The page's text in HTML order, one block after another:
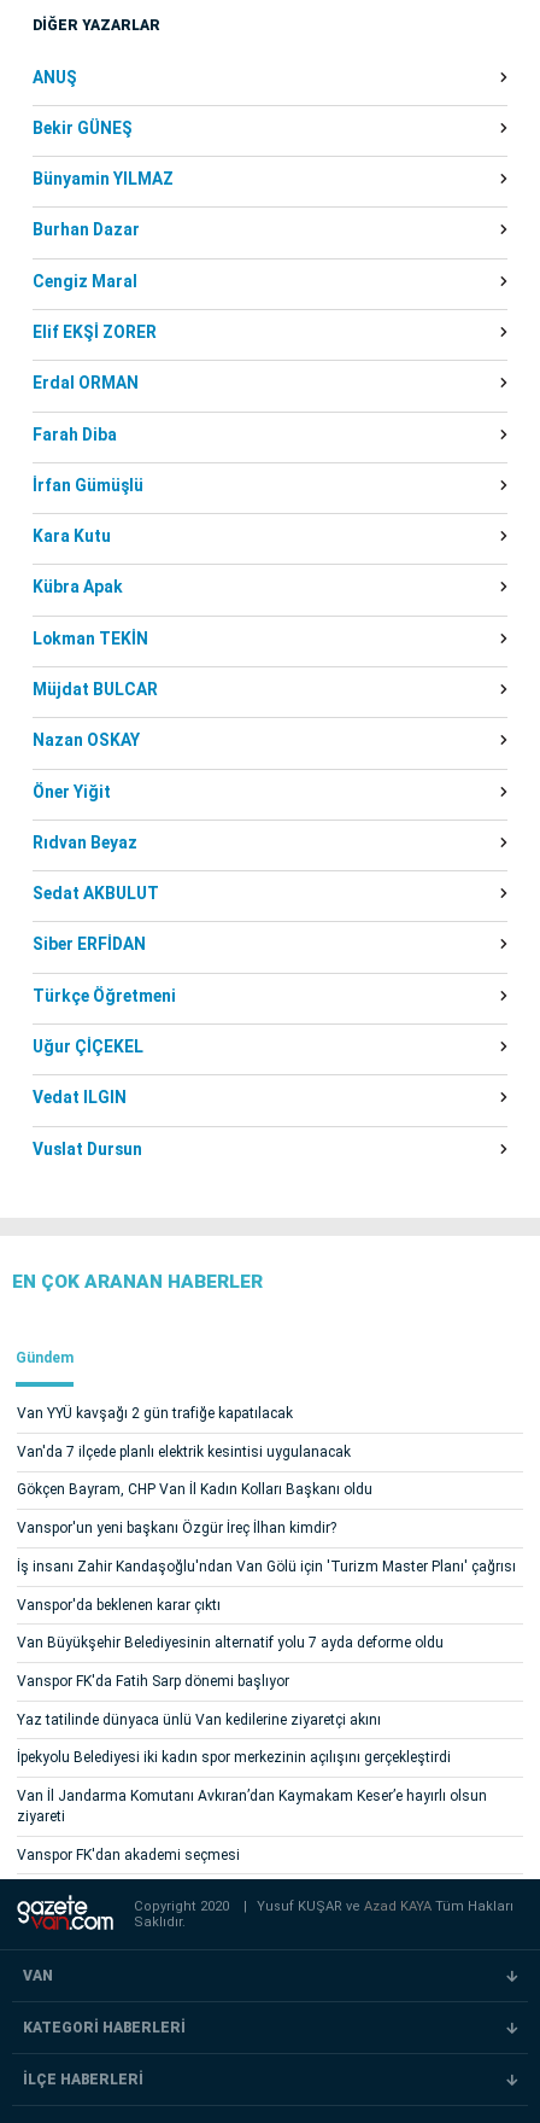
DİĞER YAZARLAR
ANUŞ
Bekir GÜNEŞ
Bünyamin YILMAZ
Burhan Dazar
Cengiz Maral
Elif EKŞİ ZORER
Erdal ORMAN
Farah Diba
İrfan Gümüşlü
Kara Kutu
Kübra Apak
Lokman TEKİN
Müjdat BULCAR
Nazan OSKAY
Öner Yiğit
Rıdvan Beyaz
Sedat AKBULUT
Siber ERFİDAN
Türkçe Öğretmeni
Uğur ÇİÇEKEL
Vedat ILGIN
Vuslat Dursun
EN ÇOK ARANAN HABERLER
Gündem
Van YYÜ kavşağı 2 gün trafiğe kapatılacak
Van'da 7 ilçede planlı elektrik kesintisi uygulanacak
Gökçen Bayram, CHP Van İl Kadın Kolları Başkanı oldu
Vanspor'un yeni başkanı Özgür İreç İlhan kimdir?
İş insanı Zahir Kandaşoğlu'ndan Van Gölü için 'Turizm Master Planı' çağrısı
Vanspor'da beklenen karar çıktı
Van Büyükşehir Belediyesinin alternatif yolu 7 ayda deforme oldu
Vanspor FK'da Fatih Sarp dönemi başlıyor
Yaz tatilinde dünyaca ünlü Van kedilerine ziyaretçi akını
İpekyolu Belediyesi iki kadın spor merkezinin açılışını gerçekleştirdi
Van İl Jandarma Komutanı Avkıran’dan Kaymakam Keser’e hayırlı olsun
ziyareti
Vanspor FK'dan akademi seçmesi
Copyright 2020 Yusuf KUŞAR veAzad KAYATüm Hakları
Saklıdır.
VAN
KATEGORİ HABERLERİ
İLÇE HABERLERİ